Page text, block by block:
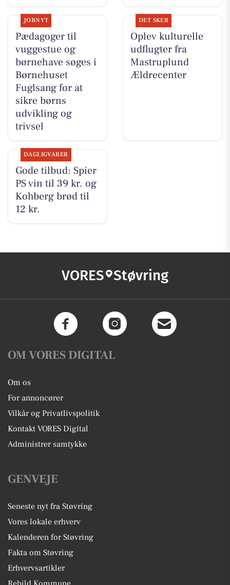
JOBNYT
Pædagoger til
vuggestue og
børnehave søges i
Børnehuset
Fuglsang for at
sikre børns
udvikling og
trivsel
DET SKER
Oplev kulturelle
udflugter fra
Mastruplund
Ældrecenter
DAGLIGVARER
Gode tilbud: Spier
PS vin til 39 kr. og
Kohberg brød til
12 kr.
VORES Støvring
OM VORES DIGITAL
Om os
For annoncører
Vilkår og Privatlivspolitik
Kontakt VORES Digital
Administrer samtykke
GENVEJE
Seneste nyt fra Støvring
Vores lokale erhverv
Kalenderen for Støvring
Fakta om Støvring
Erhvervsartikler